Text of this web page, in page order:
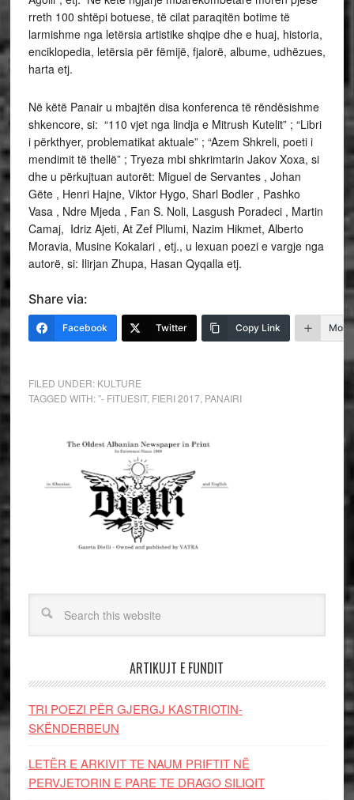
rreth 100 shtëpi botuese, të cilat paraqitën botime të
larmishme nga letërsia artistike shqipe dhe e huaj, historia,
enciklopedia, letërsia për fëmijë, fjalorë, albume, udhëzues,
harta etj.
Në këtë Panair u mbajtën disa konferenca të rëndësishme
shkencore, si: “110 vjet nga lindja e Mitrush Kutelit” ; “Libri
i përkthyer, problematikat aktuale” ; “Azem Shkreli, poeti i
mendimit të thellë” ; Tryeza mbi shkrimtarin Jakov Xoxa, si
dhe u përkujtuan autorët: Miguel de Servantes , Johan
Gëte , Henri Hajne, Viktor Hygo, Sharl Bodler , Pashko
Vasa , Ndre Mjeda , Fan S. Noli, Lasgush Poradeci , Martin
Camaj, Idriz Ajeti, At Zef Pllumi, Nazim Hikmet, Alberto
Moravia, Musine Kokalari , etj., u lexuan poezi e vargje nga
autorë, si: Ilirjan Zhupa, Hasan Qyqalla etj.
Share via:
Facebook Twitter Copy Link More
FILED UNDER: KULTURE
TAGGED WITH:”- FITUESIT, FIERI 2017, PANAIRI
ARTIKUJT E FUNDIT
TRI POEZI PËR GJERGJ KASTRIOTIN-
SKËNDERBEUN
LETËR E ARKIVIT TE NAUM PRIFTIT NË
PERVJETORIN E PARE TE DRAGO SILIQIT